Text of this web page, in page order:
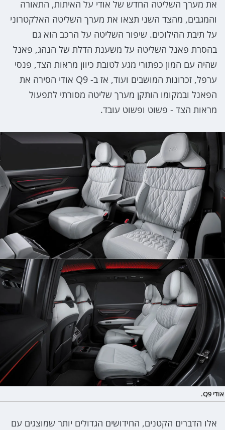
את מערך השליטה החדש של אודי על האיתות, התאורה
והמגבים, מהצד השני תצאו את מערך השליטה האלקטרוני
על תיבת ההילוכים. שיפור השליטה על הרכב הוא גם
בהסרת פאנל השליטה על משענת הדלת של הנהג, פאנל
שהיה עם המון כפתורי מגע לטובת כיוון מראות הצד, פנסי
ערפל, זכרונות המושבים ועוד, אז ב- Q9 אודי הסירה את
הפאנל ובמקומו הותקן מערך שליטה מסורתי לתפעול
מראות הצד - פשוט ופשוט עובד.
אודי Q9.
אלו הדברים הקטנים, החידושים הגדולים יותר שמוצגים עם